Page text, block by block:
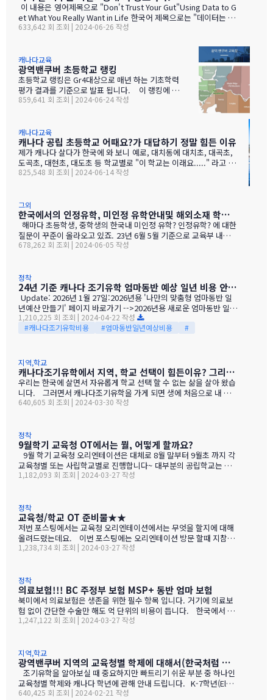
이 내용은 영어제목으로 "Don't Trust Your Gut"Using Data to G
et What You Really Want in Life 한국어 제목으로는 "데이터는 어
떻게 인생의 무기가 되는가" 라는 책 내용중 일부 입니다. 저자는 구
한국과는 분명 차이가 있을 수 있지만 큰 맥락에서는 통하는 부분이
있을것이라 소개 합니다. 아이양육에서 부모의 역할이 우리가 생각
하는 것 만큼 크지 않다는 것을 통계자료로 증명을 하고 있는데요.
자녀 교육에서 부모의 역할중 제일 중요한 것이 자녀가 자라는 동네
를 잘 선택 해야 한다는 것 입니다. 이책에 내용에 따르면 부모의 역
할에 따라서 자녀의 소득은 26% 상승 할수 있다는 것 입니다. 아이
633,642 회 조회 | 2024-06-26 작성
캐나다교육
광역밴쿠버 초등학교 랭킹
초등학교 랭킹은 Gr4대상으로 매년 하는 기초학력
평가 결과를 기준으로 발표 됩니다. 이 랭킹에 대해
서 오해 하지 말아야 할점은 초등랭킹이 높다고 공부
다 라고 보시면 됩니다. Gr4 기초 학력 평가 문제는
정말 어이 없을 정도로 쉽죠. (시험지 포함 기초 학력
평가 관련 유학맘 후기 바로 보러 가기) 한국학생 기
준으로는 랭킹이 높아야 오히려 눈높이 적당 합니
다. 한국에서도 영어 실력이 어느정도 된다면 최소
있지만 캐나다 공립은 학생들의 수준에 맞추어 수업
이 교사 재량으로 진행되요.…
859,641 회 조회 | 2024-06-24 작성
캐나다교육
캐나다 공립 초등학교 어때요?가 대답하기 정말 힘든 이유
제가 캐나다 살다가 한국에 와 보니 예로, 대치동에 대치초, 대곡초,
도곡초, 대현초, 대도초 등 학교별로 "이 학교는 이래요....." 라고 동
네 사는 엄마들은 바로바로 알려주시더라고요. 거기에 숙명, 단대부
국 부모 입장에서 너무 당연한데요. 문제는 이게 캐나다 공립의 경우
에 너무너무 힘들다, 또는 불가능하다라고도 볼 수 있어요. 공립 초
등학교 경우에 1. 커리큘럼 선정부터 수업 방식, 분위기 등 교사의 재
량이 엄청 셉니다. (교장 선생님 주도하에 학교 분위기나 수업 방식
등을 끌고 갈 수 없죠.) 2. 학교 규모가 한 학년에 1~2반이라, 비슷한
있고, 거기에 교사들이 알아서 …
825,548 회 조회 | 2024-06-14 작성
그외
한국에서의 인정유학, 미인정 유학안내및 해외소재 학력인정 학교 목록(24년 5월 28일 기준)
질문이 꾸준이 올라오고 있죠. 23년 6월 5월 기준으로 교육부 내용이
업데이트 되어 다시 올려드립니다^^ 캐나다의 공립, 사립학교들은
지 궁금하신 분들이 많으실것 같네요. 출국 시기쯤 되면 "선생님~
아이 초등학교 담임선생님이 미인정 유학이라는…
678,262 회 조회 | 2024-06-05 작성
정착
24년 기준 캐나다 조기유학 엄마동반 예상 일년 비용 안내 드려요.
Update: 2026년 1월 27일:2026년용 '나만의 맞춤형 엄마동반 일
년예산 만들기' 페이지 바로가기 -->2026년용 새로운 엄마동반 일년
예산 안내 페이지 바로가기 --> 콘도 또는 신축 APT를 기준으로 한
캐나다조기유학 엄마와 아이가 동반 하는 경우 예상 비용표 2024-2
도시로 구분 ● 자녀가 1명, 2명인 경우 구분 ● 아래 표에 차량 관
련으로: 구입, 리스, 렌트, 한국에서 차를 해운으로 중 선택 해서 예
산에 추가 해야 합니다. 자녀1 + 엄마 도심권 해당지역: 노스밴쿠
버,버나비,코퀴틀람,노스욕,미시사과 …
1,210,225 회 조회 | 2024-04-22 작성
#캐나다조기유학비용
#엄마동반일년예상비용 #
지역,학교
캐나다조기유학에서 지역, 학교 선택이 힘든이유? 그리고 학교 선택에 대한 썰...
우리는 한국에 살면서 자유롭게 학교 선택 할 수 없는 삶을 살아 왔습
니다. 그러면서 캐나다조기유학을 가게 되면 생에 처음으로 내 아이
를 위한 학교를 마구 선택 할 기회를 가지게 됩니다. 넓은 캐나다중
당연 하겟죠. 아이가 둘 인데 한명은 세컨더리 한명은 초등학교면
비교 하고 선택 해야 할것이 더 엄청나죠 거기에 사립 까지 해서 지
역, 학교 선택 할려면 ㅎㅎㅎ 각자 선택의 기준은 다 틀리겟지만 지
역, 학교 선택 할 때 끝까지 붙잡고 가야 하는 건 "왜 ? 캐나다에 가
기로 했지" 입니다. 대체로 이유는 다 비슷 할것 같지만 뜻어 보면
640,605 회 조회 | 2024-03-30 작성
정착
9월학기 교육청 OT에서는 뭘, 어떻게 할까요?
9월 학기 교육청 오리엔테이션은 대체로 8월 말부터 9월초 까지 각
교육청별 또는 사립학교별로 진행합니다~ 대부분의 공립학교는 해
당 교육청에서 단체로 하거나 온라인으로 하게 됩니다. 그럼 과연 이
에 한명이 동반이 원칙인 곳이 대부분 입니다. ★ 그래서 엄마가 실제
로 같이 왔나를 확인 합니다. 우선 캐나다 교육청 입장에서는 이게 제
일 중요한 목적중에 하나 입니다. ▲노스밴쿠버 교육청 OT중 Intl 부
서장 린볼린님 스피치중 이번 처럼 동반 비자를 아직 받지 못해도
참석에는 전~~~~~혀 지장 없습니다. 대부분 OT하는날 ESL TEST
1,182,093 회 조회 | 2024-03-27 작성
정착
교육청/학교 OT 준비물★ ★
저번 포스팅에서는 교육청 오리엔테이션에서는 무엇을 할지에 대해
올려드렸는데요. 이번 포스팅에는 오리엔테이션 방문 할때 지참하
셔야 할 서류와 팁! 입니다~ ▲랭리 교육청 오티 中 오리엔테이션
(9월 학기 기준) 1월학기 기준으로는 1월 초에 개학/오티를 합니다.
교육청 내에서 진행하는 경우도 있고, 학교를 하나 빌려서 진행하는
경우도 있습니다^^ What to bring? 교육청 오띠때는 무엇을 들고
가야 할까요? - 부모님 여권, 학생 여권 - 학생비자, 부모님 비자
(공항 이민국에서 받은 실물비자) - 간단한 필기도구! ★ 캐나다 입
1,238,734 회 조회 | 2024-03-27 작성
정착
의료보험!!! BC 주정부 보험 MSP+ 동반 엄마 보험
북미에서 의료보험은 생존을 위한 필수 항목 입니다. 거기에 의료보
험 없이 간단한 수술만 해도 억 단위의 비용이 듭니다. 한국에서 통
상 가입하는 여행자 보험은 대략 보장범위가 몇천만원 이라 이런 의
을 하시면 되는데 그러면 보험료가 일년에 백만원 + 가 된다고 하죠.
그래서 동반 하는 엄마는 캐나다 사보험 "TUGO"를 많이 가입을 합
니다. 혹시모를 응급실 이용이나 각종 사고나 맹장수술등 대비 하실
려면 최소 몇억에서 10억 정도 보장 되는 보험은 필수 입니다. 아래
는 아이의 보험 관련된 내용이니 꼼꼼하게 자세히 읽어보시길 바랍니
1,247,122 회 조회 | 2024-03-27 작성
지역,학교
광역밴쿠버 지역의 교육청별 학제에 대해서(한국처럼 전국이 초등6 / 중3 / 고등3년 제도가 아닙니다.)
조기유학을 알아보실 때 중요하지만 빠트리기 쉬운 부분 중 하나인
교육청별 학제와 캐나다 학년에 관해 안내 드립니다. K-7학년(Elem
entary school), 8-12학년(Secondary School): 웨스트밴쿠버교
640,425 회 조회 | 2024-02-21 작성